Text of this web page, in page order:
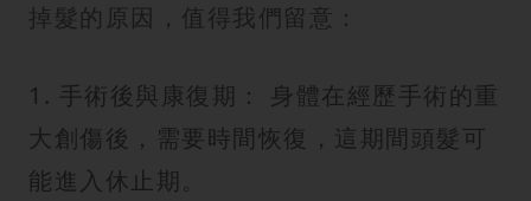
掉髮的原因，值得我們留意：
1. 手術後與康復期： 身體在經歷手術的重
大創傷後，需要時間恢復，這期間頭髮可
能進入休止期。